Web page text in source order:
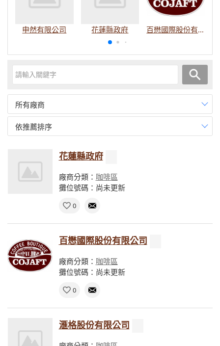
申然有限公司 花蓮縣政府 百懋國際股份有限公司
所有廠商
依推薦排序
花蓮縣政府
廠商分類： 咖啡區
攤位號碼：尚未更新
0
百懋國際股份有限公司
廠商分類： 咖啡區
攤位號碼：尚未更新
0
滙格股份有限公司